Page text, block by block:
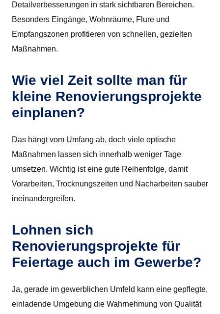
Detailverbesserungen in stark sichtbaren Bereichen.
Besonders Eingänge, Wohnräume, Flure und
Empfangszonen profitieren von schnellen, gezielten
Maßnahmen.
Wie viel Zeit sollte man für
kleine Renovierungsprojekte
einplanen?
Das hängt vom Umfang ab, doch viele optische
Maßnahmen lassen sich innerhalb weniger Tage
umsetzen. Wichtig ist eine gute Reihenfolge, damit
Vorarbeiten, Trocknungszeiten und Nacharbeiten sauber
ineinandergreifen.
Lohnen sich
Renovierungsprojekte für
Feiertage auch im Gewerbe?
Ja, gerade im gewerblichen Umfeld kann eine gepflegte,
einladende Umgebung die Wahrnehmung von Qualität